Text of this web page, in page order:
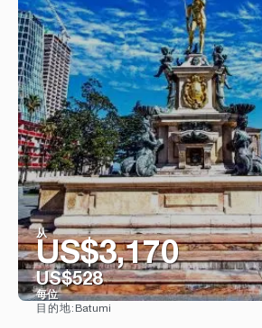
从
US$3,170
US$528
每位
目的地: Batumi